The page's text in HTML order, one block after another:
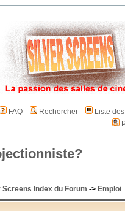
FAQ Rechercher
Liste
Screens Index du Forum -> Emploi